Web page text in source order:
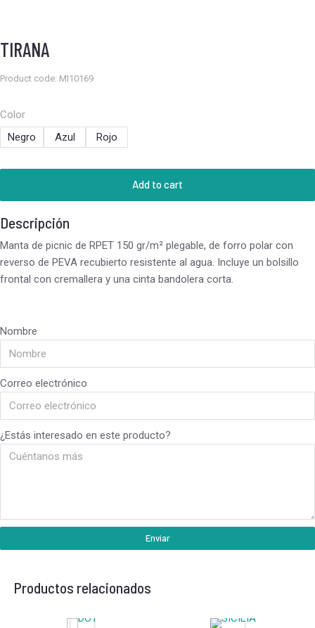
TIRANA
Product code: MI10169
Color
Negro
Azul Rojo
Add to cart
Descripción
Manta de picnic de RPET 150 gr/m² plegable, de forro polar con
reverso de PEVA recubierto resistente al agua. Incluye un bolsillo
frontal con cremallera y una cinta bandolera corta.
Nombre
Correo electrónico
¿Estás interesado en este producto?
Enviar
Productos relacionados